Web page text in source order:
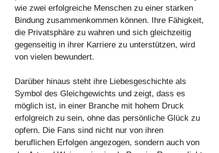
wie zwei erfolgreiche Menschen zu einer starken
Bindung zusammenkommen können. Ihre Fähigkeit,
die Privatsphäre zu wahren und sich gleichzeitig
gegenseitig in ihrer Karriere zu unterstützen, wird
von vielen bewundert.
Darüber hinaus steht ihre Liebesgeschichte als
Symbol des Gleichgewichts und zeigt, dass es
möglich ist, in einer Branche mit hohem Druck
erfolgreich zu sein, ohne das persönliche Glück zu
opfern. Die Fans sind nicht nur von ihren
beruflichen Erfolgen angezogen, sondern auch von